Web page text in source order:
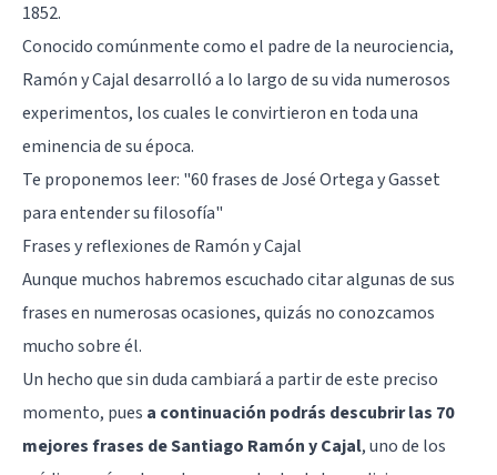
1852.
Conocido comúnmente como el padre de la neurociencia,
Ramón y Cajal desarrolló a lo largo de su vida numerosos
experimentos, los cuales le convirtieron en toda una
eminencia de su época.
Te proponemos leer: "60 frases de José Ortega y Gasset
para entender su filosofía"
Frases y reflexiones de Ramón y Cajal
Aunque muchos habremos escuchado citar algunas de sus
frases en numerosas ocasiones, quizás no conozcamos
mucho sobre él.
Un hecho que sin duda cambiará a partir de este preciso
momento, pues a continuación podrás descubrir las 70
mejores frases de Santiago Ramón y Cajal, uno de los